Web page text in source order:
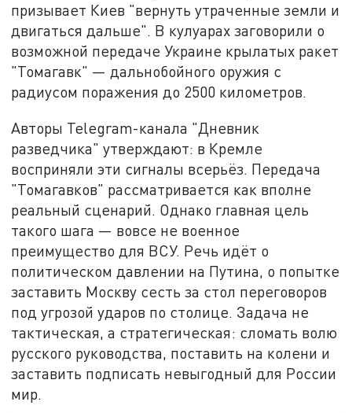
призывает Киев "вернуть утраченные земли и
двигаться дальше". В кулуарах заговорили о
возможной передаче Украине крылатых ракет
"Томагавк" — дальнобойного оружия с
радиусом поражения до 2500 километров.
Авторы Telegram-канала "Дневник
разведчика" утверждают: в Кремле
восприняли эти сигналы всерьёз. Передача
"Томагавков" рассматривается как вполне
реальный сценарий. Однако главная цель
такого шага — вовсе не военное
преимущество для ВСУ. Речь идёт о
политическом давлении на Путина, о попытке
заставить Москву сесть за стол переговоров
под угрозой ударов по столице. Задача не
тактическая, а стратегическая: сломать волю
русского руководства, поставить на колени и
заставить подписать невыгодный для России
мир.